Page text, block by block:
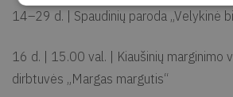
14–29 d. | Spaudinių paroda „Velykinė
16 d. | 15.00 val. | Kiaušinių marginimo
dirbtuvės „Margas margutis“